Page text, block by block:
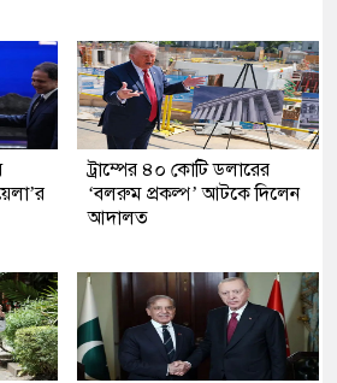
ট্রাম্পের ৪০ কোটি ডলারের
‘বলরুম প্রকল্প’ আটকে দিলেন
আদালত